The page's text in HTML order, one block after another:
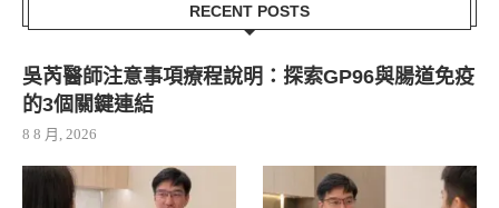
RECENT POSTS
吳芮醫師注意事項療程說明：探索GP96與腸道免疫
的3個關鍵連結
8 8 月, 2026